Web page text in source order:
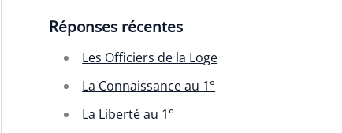
Réponses récentes
Les Officiers de la Loge
La Connaissance au 1°
La Liberté au 1°